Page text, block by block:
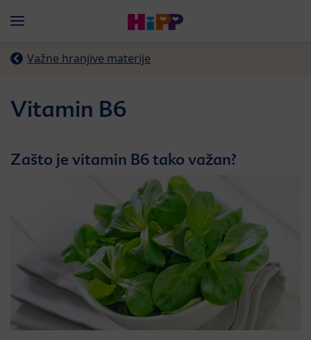
Menü
Važne hranjive materije
Vitamin B6
Zašto je vitamin B6 tako važan?